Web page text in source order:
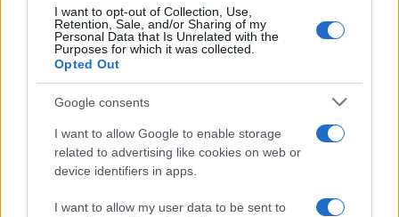
I want to opt-out of Collection, Use,
Retention, Sale, and/or Sharing of my
Personal Data that Is Unrelated with the
Purposes for which it was collected.
Opted Out
Google consents
I want to allow Google to enable storage
related to advertising like cookies on web or
device identifiers in apps.
I want to allow my user data to be sent to
potrebbe dare luogo ad “usi distorti” o, peggio,
finire per scadere nell’ideologismo, senza peraltro
garantire il pieno rispetto della norma.
Perché quindi non limitarsi ad intervenire sul caso
concreto, data anche l’esistenza di un
social mediaper i dipendenti pubblici, piuttosto